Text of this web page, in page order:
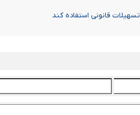
قانونی استفاده کند